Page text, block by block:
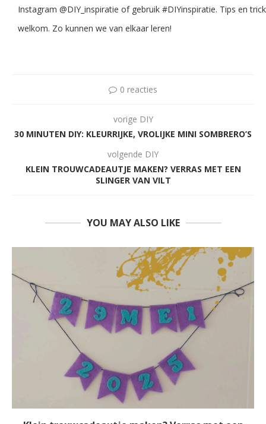
Instagram @DIY_inspiratie of gebruik #DIYinspiratie. Tips en
welkom. Zo kunnen we van elkaar leren!
0 reacties
vorige DIY
30 MINUTEN DIY: KLEURRIJKE, VROLIJKE MINI SOMBRERO’S
volgende DIY
KLEIN TROUWCADEAUTJE MAKEN? VERRAS MET EEN
SLINGER VAN VILT
YOU MAY ALSO LIKE